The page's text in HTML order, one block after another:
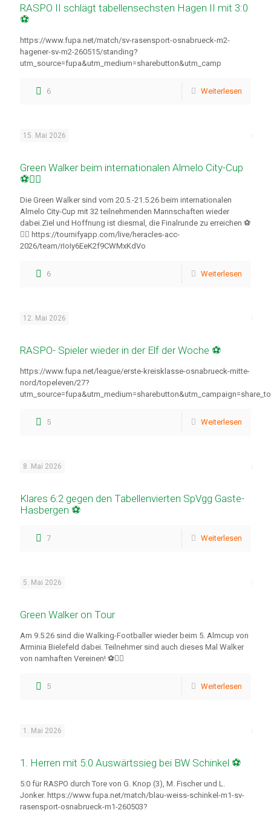
RASPO II schlägt tabellensechsten Hagen II mit 3:0
⚽
https://www.fupa.net/match/sv-rasensport-osnabrueck-m2-
hagener-sv-m2-260515/standing?
utm_source=fupa&utm_medium=sharebutton&utm_camp
6 Weiterlesen
15. Mai 2026
Green Walker beim internationalen Almelo City-Cup
⚽🚶‍♂️
Die Green Walker sind vom 20.5.-21.5.26 beim internationalen
Almelo City-Cup mit 32 teilnehmenden Mannschaften wieder
dabei.Ziel und Hoffnung ist diesmal, die Finalrunde zu erreichen ⚽
🚶‍♂️ https://tournifyapp.com/live/heracles-acc-
2026/team/rIoIy6EeK2f9CWMxKdVo
6 Weiterlesen
12. Mai 2026
RASPO- Spieler wieder in der Elf der Woche ⚽
https://www.fupa.net/league/erste-kreisklasse-osnabrueck-mitte-
nord/topeleven/27?
5 Weiterlesen
8. Mai 2026
Klares 6:2 gegen den Tabellenvierten SpVgg Gaste-
Hasbergen ⚽
7 Weiterlesen
5. Mai 2026
Green Walker on Tour
Am 9.5.26 sind die Walking-Footballer wieder beim 5. Almcup von
Arminia Bielefeld dabei. Teilnehmer sind auch dieses Mal Walker
von namhaften Vereinen! ⚽🚶‍♂️
5 Weiterlesen
1. Mai 2026
1. Herren mit 5:0 Auswärtssieg bei BW Schinkel ⚽
5:0 für RASPO durch Tore von G. Knop (3), M. Fischer und L.
Jonker. https://www.fupa.net/match/blau-weiss-schinkel-m1-sv-
rasensport-osnabrueck-m1-260503?